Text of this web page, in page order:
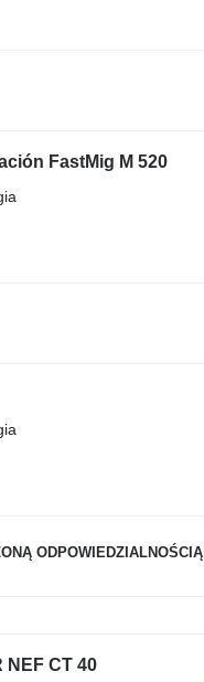
FastMig M 520
ODPOWIEDZIALNOŚCIĄ
NEF CT 40